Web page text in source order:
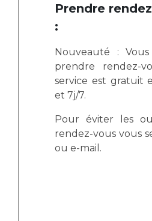
Vous venez en consultation
myaphm, votre espace santé
Infos COVID-19
Vivre ensemble à
Culture à l'hôpital
Laïcité et cultes
Étudiants hospitaliers
Emplois techniques et
Emplois socio-éducatifs
Stages paramédicaux
Chercheurs
Prendre
:
Nouveauté :
prendre rendez-
service est gratuit
et 7j/7.
Pour éviter les
rendez-vous vous
ou e-mail.